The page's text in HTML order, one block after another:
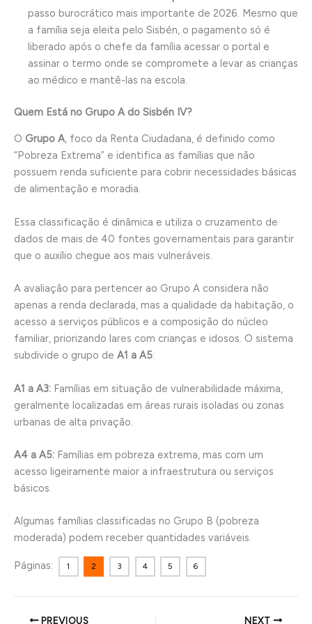
passo burocrático mais importante de 2026. Mesmo que
a família seja eleita pelo Sisbén, o pagamento só é
liberado após o chefe da família acessar o portal e
assinar o termo onde se compromete a levar as crianças
ao médico e mantê-las na escola.
Quem Está no Grupo A do Sisbén IV?
O Grupo A, foco da Renta Ciudadana, é definido como
“Pobreza Extrema” e identifica as famílias que não
possuem renda suficiente para cobrir necessidades básicas
de alimentação e moradia.
Essa classificação é dinâmica e utiliza o cruzamento de
dados de mais de 40 fontes governamentais para garantir
que o auxílio chegue aos mais vulneráveis.
A avaliação para pertencer ao Grupo A considera não
apenas a renda declarada, mas a qualidade da habitação, o
acesso a serviços públicos e a composição do núcleo
familiar, priorizando lares com crianças e idosos. O sistema
subdivide o grupo de A1 a A5:
A1 a A3: Famílias em situação de vulnerabilidade máxima,
geralmente localizadas em áreas rurais isoladas ou zonas
urbanas de alta privação.
A4 a A5: Famílias em pobreza extrema, mas com um
acesso ligeiramente maior a infraestrutura ou serviços
básicos.
Algumas famílias classificadas no Grupo B (pobreza
moderada) podem receber quantidades variáveis.
Páginas: 1 2 3 4 5 6
PREVIOUS NEXT